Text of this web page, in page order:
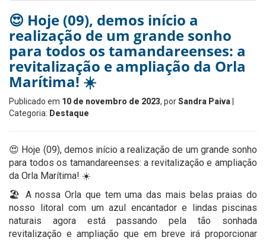
😍 Hoje (09), demos início a
realização de um grande sonho
para todos os tamandareenses: a
revitalização e ampliação da Orla
Marítima! ☀️
Publicado em 10 de novembro de 2023, porSandra Paiva
Categoria: Destaque
😍 Hoje (09), demos início a realização de um grande sonho
para todos os tamandareenses: a revitalização e ampliação
da Orla Marítima! ☀️
🏖️ A nossa Orla que tem uma das mais belas praias do
nosso litoral com um azul encantador e lindas piscinas
naturais agora está passando pela tão sonhada
revitalização e ampliação que em breve irá proporcionar